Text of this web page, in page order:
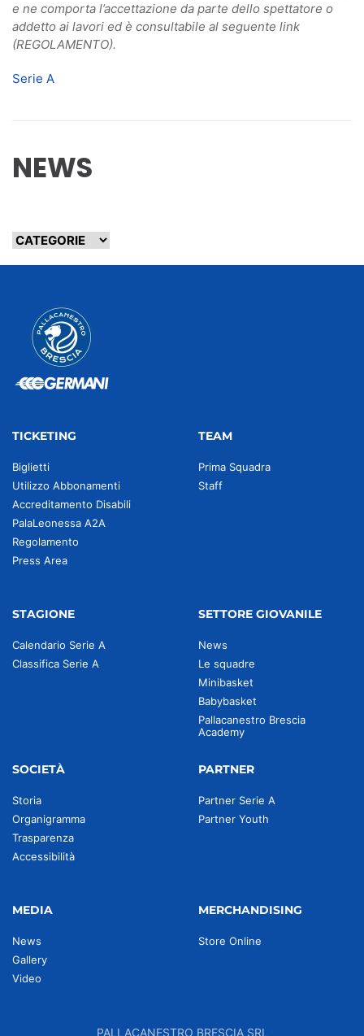
e ne comporta l’accettazione da parte dello spettatore o
addetto ai lavori ed è consultabile al seguente link
(REGOLAMENTO).
Serie A
NEWS
TICKETING
Biglietti
Utilizzo Abbonamenti
Accreditamento Disabili
PalaLeonessa A2A
Regolamento
Press Area
TEAM
Prima Squadra
Staff
STAGIONE
Calendario Serie A
Classifica Serie A
SETTORE GIOVANILE
News
Le squadre
Minibasket
Babybasket
Pallacanestro Brescia
Academy
SOCIETÀ
Storia
Organigramma
Trasparenza
Accessibilità
PARTNER
Partner Serie A
Partner Youth
MEDIA
News
Gallery
Video
MERCHANDISING
Store Online
PALLACANESTRO BRESCIA SRL